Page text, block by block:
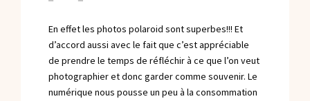
En effet les photos polaroid sont superbes!!! Et
d’accord aussi avec le fait que c’est appréciable
de prendre le temps de réfléchir à ce que l’on veut
photographier et donc garder comme souvenir. Le
numérique nous pousse un peu à la consommation